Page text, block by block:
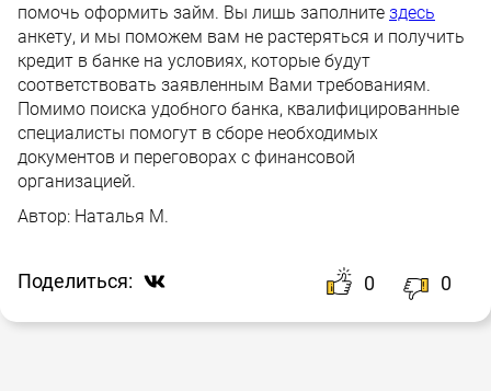
помочь оформить займ. Вы лишь заполните здесь
анкету, и мы поможем вам не растеряться и получить
кредит в банке на условиях, которые будут
соответствовать заявленным Вами требованиям.
Помимо поиска удобного банка, квалифицированные
специалисты помогут в сборе необходимых
документов и переговорах с финансовой
организацией.
Автор: Наталья М.
Поделиться: 0 0